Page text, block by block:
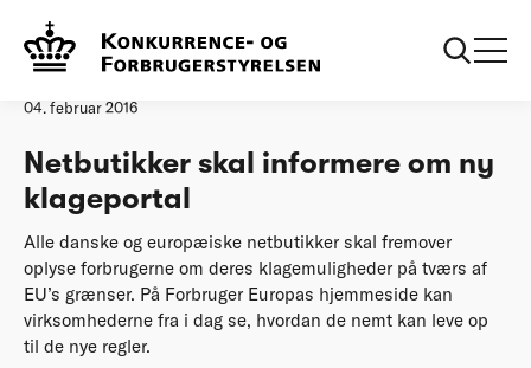
Forside
04. februar 2016
Netbutikker skal informere om ny
klageportal
Alle danske og europæiske netbutikker skal fremover
oplyse forbrugerne om deres klagemuligheder på tværs af
EU’s grænser. På Forbruger Europas hjemmeside kan
virksomhederne fra i dag se, hvordan de nemt kan leve op
til de nye regler.